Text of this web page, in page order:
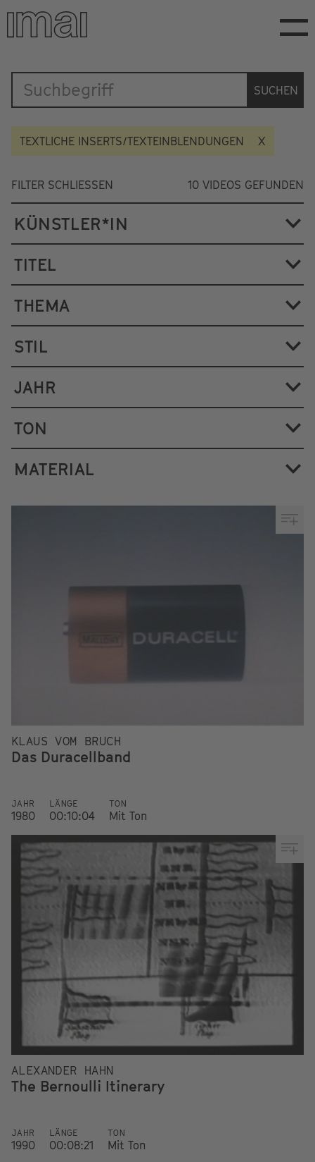
Direkt
zum
Inhalt
Katalog
SUCHEN
TEXTLICHE INSERTS/TEXTEINBLENDUNGEN
FILTER SCHLIESSEN 10 VIDEOS GEFUNDEN
KÜNSTLER*IN
TITEL
THEMA
STIL
JAHR
TON
MATERIAL
KLAUS VOM BRUCH
Das Duracellband
JAHR
1980
LÄNGE
00:10:04
TON
Mit Ton
ALEXANDER HAHN
The Bernoulli Itinerary
JAHR
1990
LÄNGE
00:08:21
TON
Mit Ton